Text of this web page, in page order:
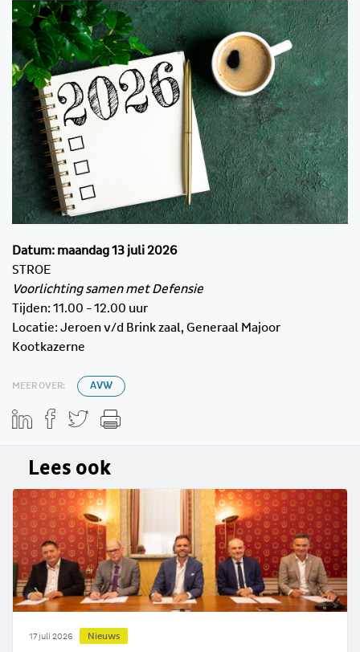
Datum: maandag 13 juli 2026
STROE
Voorlichting samen met Defensie
Tijden: 11.00 - 12.00 uur
Locatie: Jeroen v/d Brink zaal, Generaal Majoor
Kootkazerne
MEER OVER: AVW
Lees ook
17 juli 2026 Nieuws